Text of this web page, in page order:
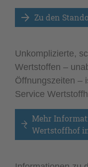
Zu den
Unkomplizierte,
Wertstoffen –
Öffnungszeiten –
Service
Mehr
Wertstoffhof